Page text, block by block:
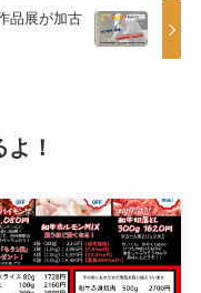
品展が加古
！